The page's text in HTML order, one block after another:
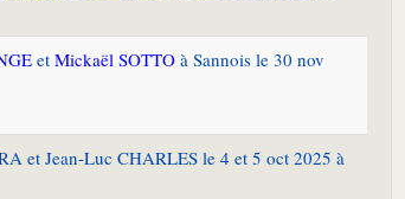
et Mickaël SOTTO à Sannois le 30 nov
et Jean-Luc CHARLES le 4 et 5 oct 2025 à